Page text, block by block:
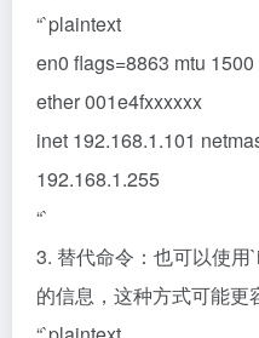
“`plaintext
en0 flags=8863 mtu 1500
ether 001e4fxxxxxx
inet 192.168.1.101
192.168.1.255
“`
3. 替代命令：也可以使
的信息，这种方式可能更